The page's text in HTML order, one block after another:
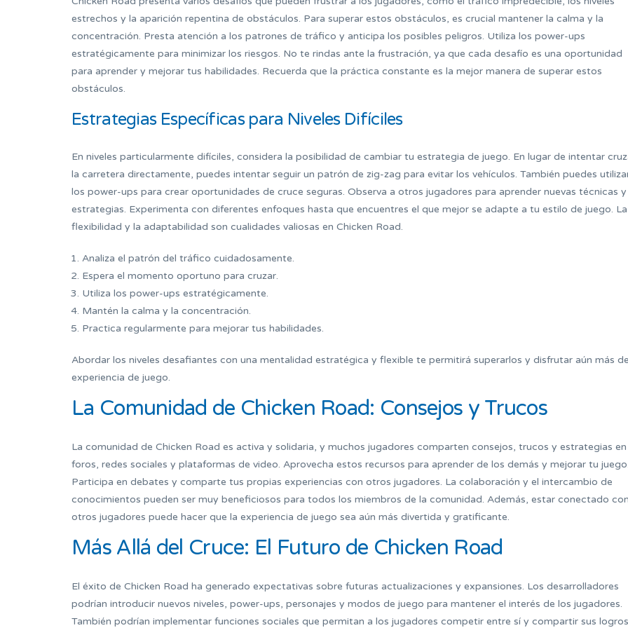
estrechos y la aparición repentina de obstáculos. Para superar estos obstáculos, es crucial mantener la calma y la
concentración. Presta atención a los patrones de tráfico y anticipa los posibles peligros. Utiliza los power-ups
estratégicamente para minimizar los riesgos. No te rindas ante la frustración, ya que cada desafío es una oportunidad
para aprender y mejorar tus habilidades. Recuerda que la práctica constante es la mejor manera de superar estos
obstáculos.
Estrategias Específicas para Niveles Difíciles
En niveles particularmente difíciles, considera la posibilidad de cambiar tu estrategia de juego. En lugar de intentar
la carretera directamente, puedes intentar seguir un patrón de zig-zag para evitar los vehículos. También puedes
los power-ups para crear oportunidades de cruce seguras. Observa a otros jugadores para aprender nuevas técnicas y
estrategias. Experimenta con diferentes enfoques hasta que encuentres el que mejor se adapte a tu estilo de juego. La
flexibilidad y la adaptabilidad son cualidades valiosas en Chicken Road.
Analiza el patrón del tráfico cuidadosamente.
Espera el momento oportuno para cruzar.
Utiliza los power-ups estratégicamente.
Mantén la calma y la concentración.
Practica regularmente para mejorar tus habilidades.
Abordar los niveles desafiantes con una mentalidad estratégica y flexible te permitirá superarlos y disfrutar aún más
experiencia de juego.
La Comunidad de Chicken Road: Consejos y Trucos
La comunidad de Chicken Road es activa y solidaria, y muchos jugadores comparten consejos, trucos y estrategias en
foros, redes sociales y plataformas de video. Aprovecha estos recursos para aprender de los demás y mejorar tu
Participa en debates y comparte tus propias experiencias con otros jugadores. La colaboración y el intercambio de
conocimientos pueden ser muy beneficiosos para todos los miembros de la comunidad. Además, estar conectado
otros jugadores puede hacer que la experiencia de juego sea aún más divertida y gratificante.
Más Allá del Cruce: El Futuro de Chicken Road
El éxito de Chicken Road ha generado expectativas sobre futuras actualizaciones y expansiones. Los desarrolladores
podrían introducir nuevos niveles, power-ups, personajes y modos de juego para mantener el interés de los jugadores.
También podrían implementar funciones sociales que permitan a los jugadores competir entre sí y compartir sus